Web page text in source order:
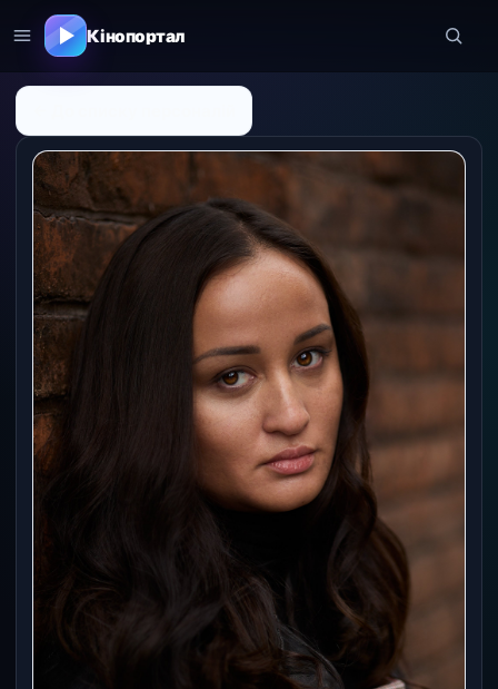
Кінопортал